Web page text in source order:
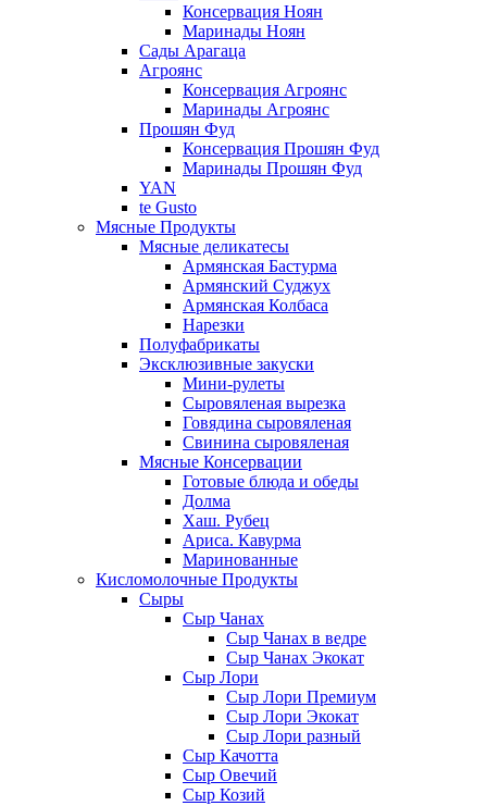
Консервация Ноян
Маринады Ноян
Сады Арагаца
Агроянс
Консервация Агроянс
Маринады Агроянс
Прошян Фуд
Консервация Прошян Фуд
Маринады Прошян Фуд
YAN
te Gusto
Мясные Продукты
Мясные деликатесы
Армянская Бастурма
Армянский Суджух
Армянская Колбаса
Нарезки
Полуфабрикаты
Эксклюзивные закуски
Мини-рулеты
Сыровяленая вырезка
Говядина сыровяленая
Свинина сыровяленая
Мясные Консервации
Готовые блюда и обеды
Долма
Хаш. Рубец
Ариса. Кавурма
Маринованные
Кисломолочные Продукты
Сыры
Сыр Чанах
Сыр Чанах в ведре
Сыр Чанах Экокат
Сыр Лори
Сыр Лори Премиум
Сыр Лори Экокат
Сыр Лори разный
Сыр Качотта
Сыр Овечий
Сыр Козий